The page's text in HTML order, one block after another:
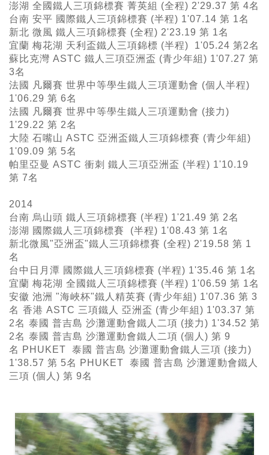
澎湖 全國鐵人三項錦標賽 菁英組 (全程) 2'29.37 第 4名
台南 安平 國際鐵人三項錦標賽 (半程) 1'07.14 第 1名
新北 微風 鐵人三項錦標賽 (全程) 2'23.19 第 1名
宜蘭 梅花湖 天利盃鐵人三項錦標 (半程) 1'05.24 第2名
蘇比克灣 ASTC 鐵人三項亞洲盃 (青少年組) 1'07.27 第
3名
法國 凡爾賽 世界中等學生鐵人三項運動會 (個人半程)
1'06.29 第 6名
法國 凡爾賽 世界中等學生鐵人三項運動會 (接力)
1'29.22 第 2名
大陸 石嘴山 ASTC 亞洲盃鐵人三項錦標賽 (青少年組)
1'09.09 第 5名
帕里亞曼 ASTC 衝刺 鐵人三項亞洲盃 (半程) 1'10.19
第 7名
2014
台南 烏山頭 鐵人三項錦標賽 (半程) 1'21.49 第 2名
澎湖 國際鐵人三項錦標賽 (半程) 1'08.43 第 1名
新北微風"亞洲盃"鐵人三項錦標賽 (全程) 2'19.58 第 1
名
台中日月潭 國際鐵人三項錦標賽 (半程) 1'35.46 第 1名
宜蘭 梅花湖 全國鐵人三項錦標賽 (半程) 1'06.59 第 1名
安徽 池洲 "海峽杯"鐵人精英賽 (青少年組) 1'07.36 第 3
名 香港 ASTC 三項鐵人 亞洲盃 (青少年組) 1'03.37 第
2名 泰國 普吉島 沙灘運動會鐵人二項 (接力) 1'34.52 第
2名 泰國 普吉島 沙灘運動會鐵人二項 (個人) 第 9
名 PHUKET 泰國 普吉島 沙灘運動會鐵人三項 (接力)
1'38.57 第 5名 PHUKET 泰國 普吉島 沙灘運動會鐵人
三項 (個人) 第 9名